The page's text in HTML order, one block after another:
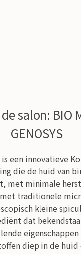
ASCORBATE,
ALUMINA,
POTASSIUM
TETRA-DI-T-BUTYL
SODIUM
77891, CI 77499, CI
salon: BIO
GENOSYS
een innovatieve
die de huid van
met minimale
traditionele
kleine
dat
diep in de huid